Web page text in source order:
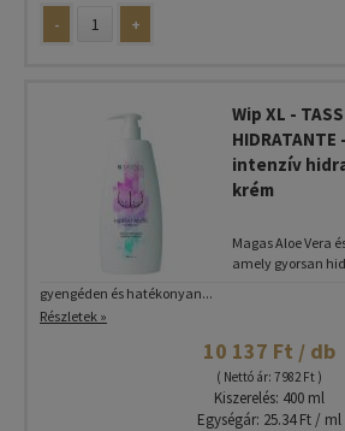
- +
Wip XL -
intenzív
krém
Magas Aloe Vera
amely gyorsan
gyengéden és hatékonyan...
Részletek »
10 137 Ft / db
( Nettó ár: 7 982 Ft )
Kiszerelés: 400 ml
Egységár: 25.34 Ft / ml